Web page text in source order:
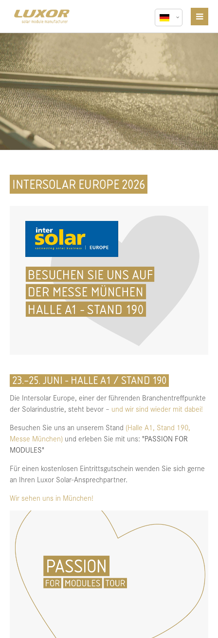
INTERSOLAR EUROPE 2026
23.–25. JUNI - HALLE A1 / STAND 190
Die Intersolar Europe, einer der führenden Branchentreffpunkte
der Solarindustrie, steht bevor – und wir sind wieder mit dabei!
Besuchen Sie uns an unserem Stand (Halle A1, Stand 190,
Messe München) und erleben Sie mit uns: "PASSION FOR
MODULES"
Für einen kostenlosen Eintrittsgutschein wenden Sie sich gerne
an Ihren Luxor Solar-Ansprechpartner.
Wir sehen uns in München!